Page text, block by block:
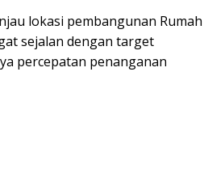
lokasi pembangunan Rumah
sejalan dengan target
percepatan penanganan